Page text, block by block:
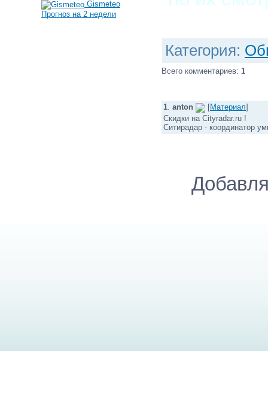
Gismeteo
Прогноз на 2 недели
Категория:
Всего комментариев: 1
1. anton [Материал]
Скидки на Cityradar.ru !
Ситирадар - координатор